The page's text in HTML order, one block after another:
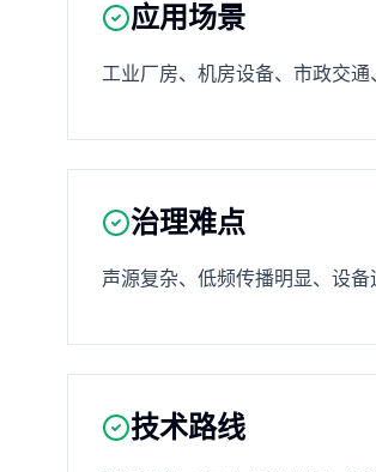
应用场景
工业厂房、机房设备、市政交通
治理难点
声源复杂、低频传播明显、设
技术路线